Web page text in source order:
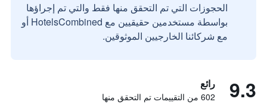
الحجوزات التي تم التحقق منها فقط والتي تم إجراؤها
بواسطة مستخدمين حقيقيين مع HotelsCombined أو
مع شركائنا الخارجيين الموثوقين.
9.3 رائع
602 من التقييمات تم التحقق منها